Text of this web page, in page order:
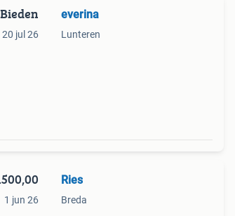
Bieden
20 jul 26
everina
Lunteren
1 jun 26
Ries
Breda